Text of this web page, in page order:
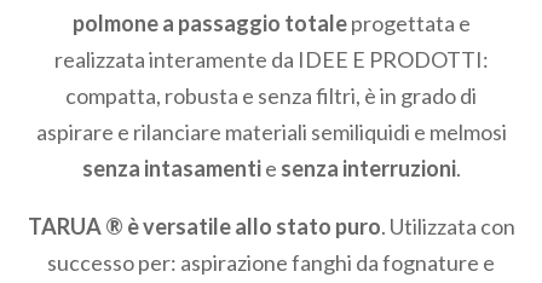
polmone a passaggio totaleprogettata e
realizzata interamente da IDEE E PRODOTTI:
compatta, robusta e senza filtri, è in grado di
aspirare e rilanciare materiali semiliquidi e melmosi
senza intasamentie senza interruzioni.
TARUA ® è versatile allo stato puro. Utilizzata con
successo per: aspirazione fanghi da fognature e